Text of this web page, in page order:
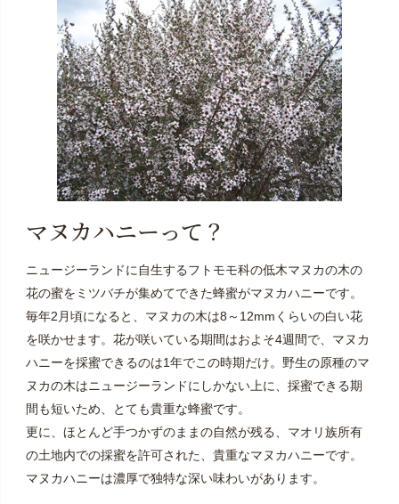
マヌカハニーって？
ニュージーランドに自生するフトモモ科の低木マヌカの木の
花の蜜をミツバチが集めてできた蜂蜜がマヌカハニーです。
毎年2月頃になると、マヌカの木は8～12mmくらいの白い花
を咲かせます。花が咲いている期間はおよそ4週間で、マヌカ
ハニーを採蜜できるのは1年でこの時期だけ。野生の原種のマ
ヌカの木はニュージーランドにしかない上に、採蜜できる期
間も短いため、とても貴重な蜂蜜です。
更に、ほとんど手つかずのままの自然が残る、マオリ族所有
の土地内での採蜜を許可された、貴重なマヌカハニーです。
マヌカハニーは濃厚で独特な深い味わいがあります。